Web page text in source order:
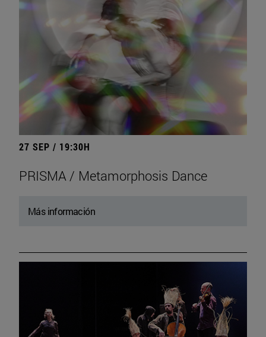
27 SEP / 19:30H
PRISMA / Metamorphosis Dance
Más información